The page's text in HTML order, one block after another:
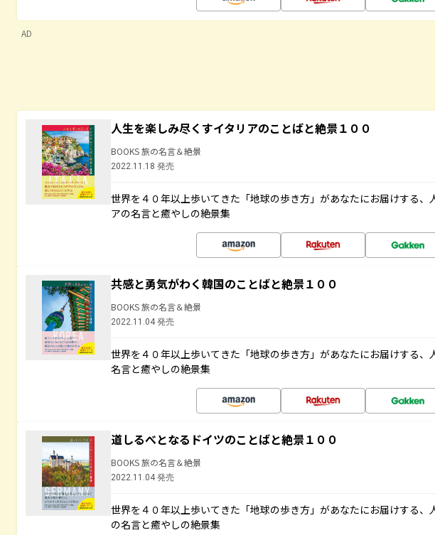
AD
人生を楽しみ尽くすイタリアのことばと絶景１００
BOOKS 旅の名言＆絶景
2022.11.18 発売
世界を４０年以上歩いてきた「地球の歩き方」があなたにお届けする、
アの名言と癒やしの絶景集
共感と勇気がわく韓国のことばと絶景１００
BOOKS 旅の名言＆絶景
2022.11.04 発売
世界を４０年以上歩いてきた「地球の歩き方」があなたにお届けする、
名言と癒やしの絶景集
道しるべとなるドイツのことばと絶景１００
BOOKS 旅の名言＆絶景
2022.11.04 発売
世界を４０年以上歩いてきた「地球の歩き方」があなたにお届けする、
の名言と癒やしの絶景集